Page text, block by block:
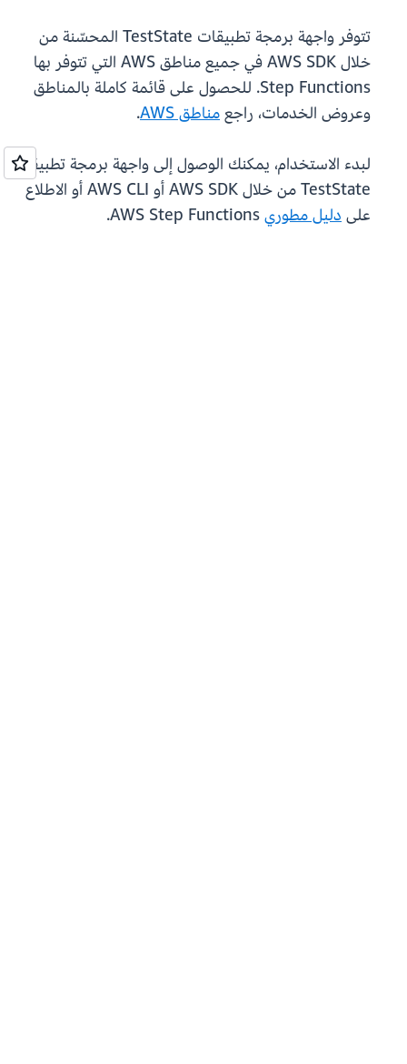
تتوفر واجهة برمجة تطبيقات TestState المحسّنة من
خلال AWS SDK في جميع مناطق AWS التي تتوفر بها
Step Functions. للحصول على قائمة كاملة بالمناطق
وعروض الخدمات، راجعمناطق AWS .
لبدء الاستخدام، يمكنك الوصول إلى واجهة برمجة تطبيقات
TestState من خلال AWS SDK أو AWS CLI أو الاطلاع
علىدليل مطوري